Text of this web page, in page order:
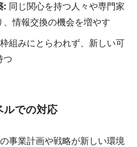
: 同じ関心を持つ人々や専門家
、情報交換の機会を増やす
組みにとらわれず、新しい可
つ
ルでの対応
事業計画や戦略が新しい環境